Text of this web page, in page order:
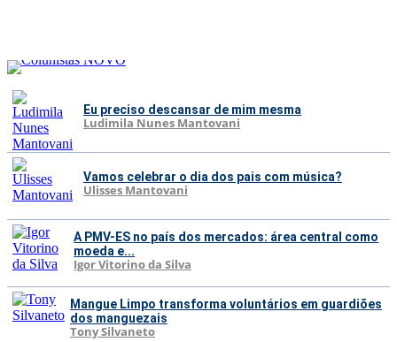
Eu preciso descansar de mim mesma
Ludimila Nunes Mantovani
Vamos celebrar o dia dos pais com música?
Ulisses Mantovani
A PMV-ES no país dos mercados: área central como
moeda e...
Igor Vitorino da Silva
Mangue Limpo transforma voluntários em guardiões
dos manguezais
Tony Silvaneto